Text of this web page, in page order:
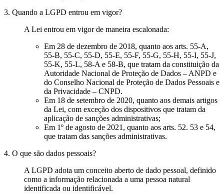
3. Quando a LGPD entrou em vigor?
A Lei entrou em vigor de maneira escalonada:
Em 28 de dezembro de 2018, quanto aos arts. 55-A,
55-B, 55-C, 55-D, 55-E, 55-F, 55-G, 55-H, 55-I, 55-J,
55-K, 55-L, 58-A e 58-B, que tratam da constituição da
Autoridade Nacional de Proteção de Dados – ANPD e
do Conselho Nacional de Proteção de Dados Pessoais e
da Privacidade – CNPD.
Em 18 de setembro de 2020, quanto aos demais artigos
da Lei, com exceção dos dispositivos que tratam da
aplicação de sanções administrativas;
Em 1º de agosto de 2021, quanto aos arts. 52. 53 e 54,
que tratam das sanções administrativas.
4. O que são dados pessoais?
A LGPD adota um conceito aberto de dado pessoal, definido
como a informação relacionada a uma pessoa natural
identificada ou identificável.